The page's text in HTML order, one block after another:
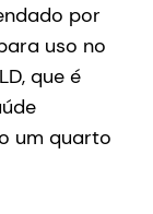
por
uso no
que é
um quarto